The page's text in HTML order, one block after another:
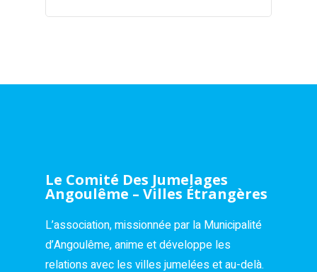
Le Comité Des Jumelages
Angoulême – Villes Étrangères
L’association, missionnée par la Municipalité
d’Angoulême, anime et développe les
relations avec les villes jumelées et au-delà.